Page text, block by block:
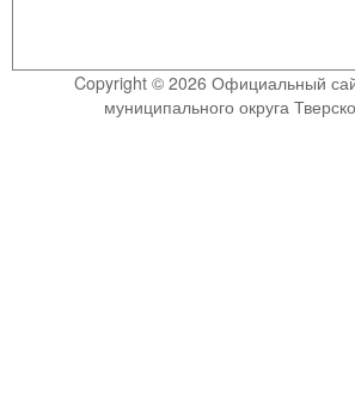
Copyright © 2026 Официальный
муниципального округа